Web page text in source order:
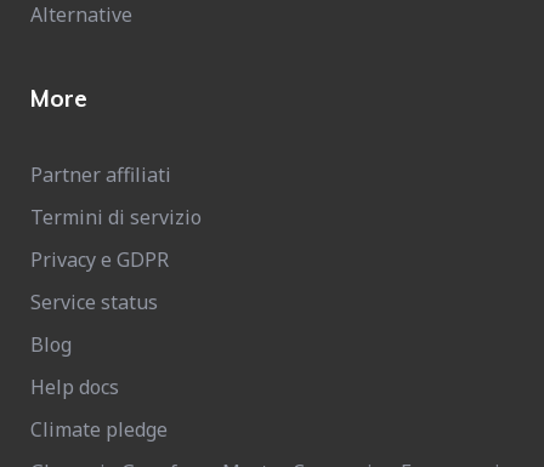
Alternative
More
Partner affiliati
Termini di servizio
Privacy e GDPR
Service status
Blog
Help docs
Climate pledge